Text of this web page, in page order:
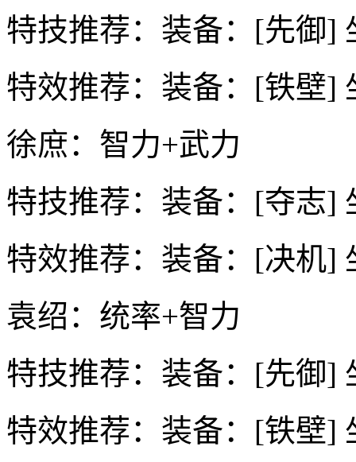
特技推荐：装备：[先御]
特效推荐：装备：[铁壁]
徐庶：智力+武力
特技推荐：装备：[夺志]
特效推荐：装备：[决机]
袁绍：统率+智力
特技推荐：装备：[先御]
特效推荐：装备：[铁壁]